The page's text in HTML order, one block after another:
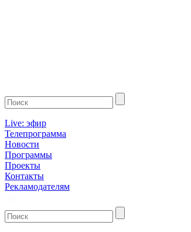
Live: эфир
Телепрограмма
Новости
Программы
Проекты
Контакты
Рекламодателям